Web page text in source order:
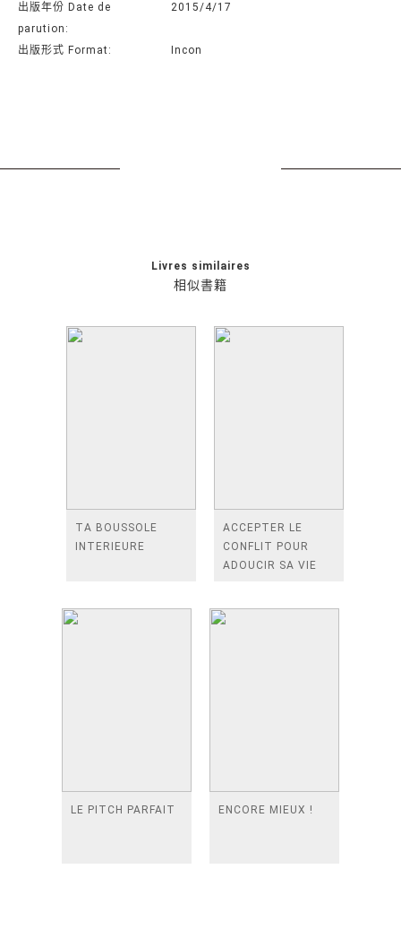
出版年份 Date de
parution:
2015/4/17
出版形式 Format: Incon
相似書籍
Livres similaires
TA BOUSSOLE
INTERIEURE
ACCEPTER LE
CONFLIT POUR
ADOUCIR SA VIE
LE PITCH PARFAIT ENCORE MIEUX !